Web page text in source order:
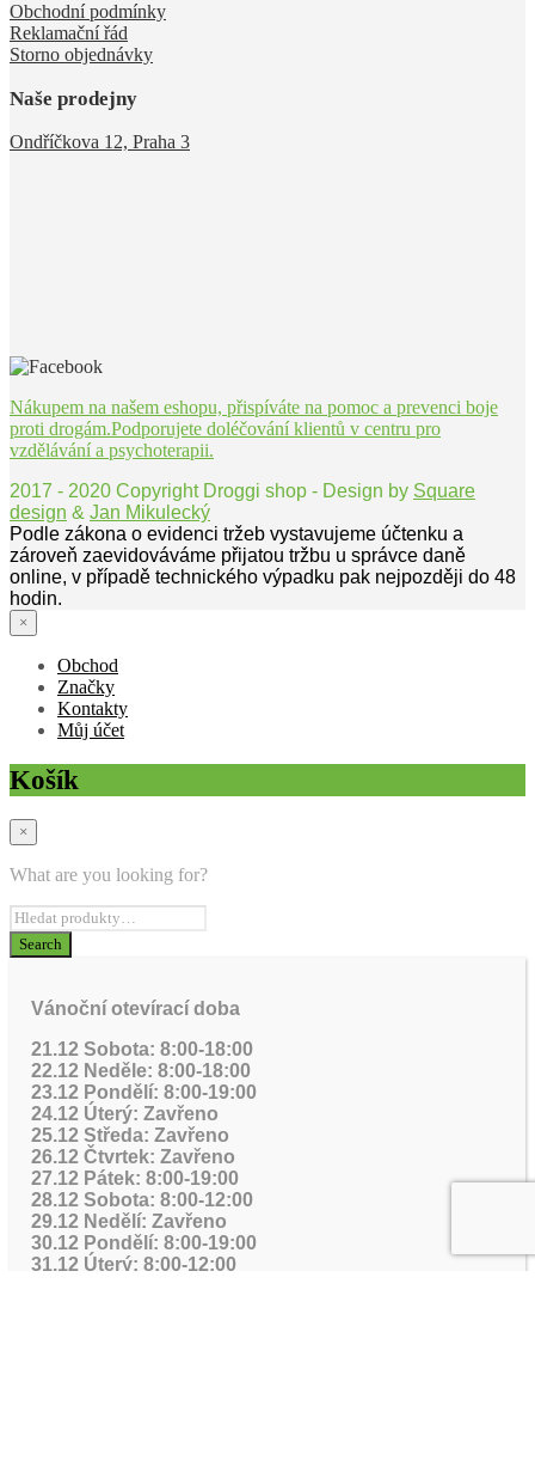
Obchodní podmínky
Reklamační řád
Storno objednávky
Naše prodejny
Ondříčkova 12, Praha 3
Nákupem na našem eshopu, přispíváte na pomoc a prevenci boje
proti drogám.Podporujete doléčování klientů v centru pro
vzdělávání a psychoterapii.
2017 - 2020 Copyright Droggi shop - Design by Square
design & Jan Mikulecký
Podle zákona o evidenci tržeb vystavujeme účtenku a
zároveň zaevidováváme přijatou tržbu u správce daně
online, v případě technického výpadku pak nejpozději do 48
hodin.
×
Obchod
Značky
Kontakty
Můj účet
Košík
×
What are you looking for?
Vánoční otevírací doba
21.12 Sobota: 8:00-18:00
22.12 Neděle: 8:00-18:00
23.12 Pondělí: 8:00-19:00
24.12 Úterý: Zavřeno
25.12 Středa: Zavřeno
26.12 Čtvrtek: Zavřeno
27.12 Pátek: 8:00-19:00
28.12 Sobota: 8:00-12:00
29.12 Nedělí: Zavřeno
30.12 Pondělí: 8:00-19:00
31.12 Úterý: 8:00-12:00